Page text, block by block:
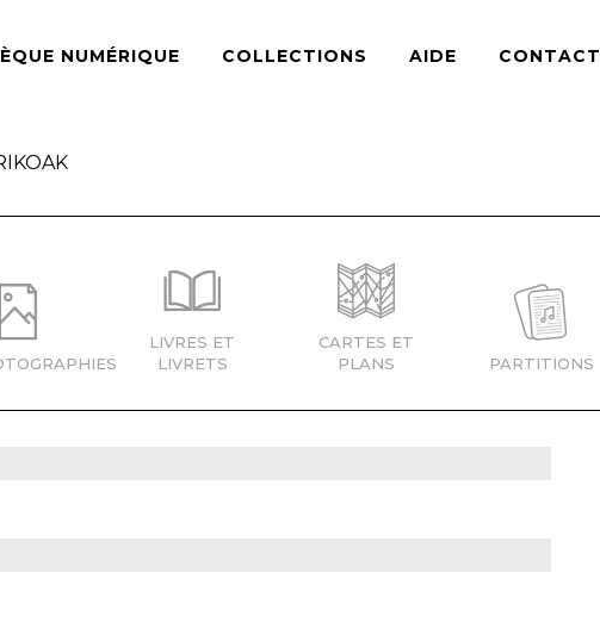
NUMÉRIQUE COLLECTIONS AIDE CONTACT
LIVRES ET
LIVRETS
CARTES ET
PLANS
PARTITIONS